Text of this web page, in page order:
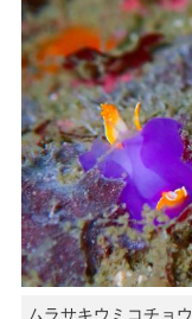
ムラサキウミコチョ